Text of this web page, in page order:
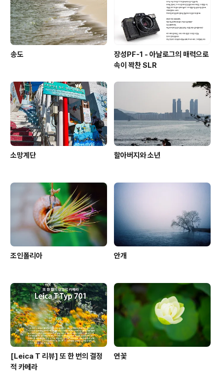
송도
장성PF-1 - 아날로그의 매력으로
속이 꽉찬 SLR
소망계단 할아버지와 소년
조인폴리아 안개
[Leica T 리뷰] 또 한 번의 결정
적 카메라
연꽃